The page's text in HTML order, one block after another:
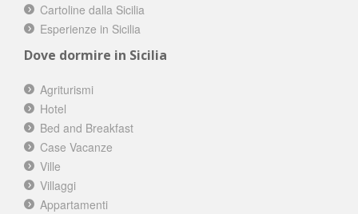
Cartoline dalla Sicilia
Esperienze in Sicilia
Dove dormire in Sicilia
Agriturismi
Hotel
Bed and Breakfast
Case Vacanze
Ville
Villaggi
Appartamenti